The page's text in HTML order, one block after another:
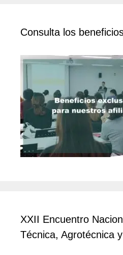
Consulta los
XXII Encuentro
Técnica, Agrotécnica